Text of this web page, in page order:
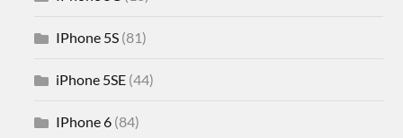
IPhone 5S (81)
iPhone 5SE (44)
IPhone 6 (84)